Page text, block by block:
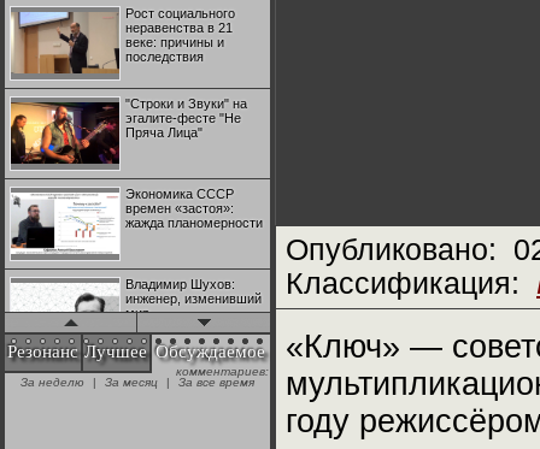
Рост социального
неравенства в 21
веке: причины и
последствия
"Строки и Звуки" на
эгалите-фесте "Не
Пряча Лица"
Экономика СССР
времен «застоя»:
жажда планомерности
Владимир Шухов:
инженер, изменивший
мир
"Аркадий Коц" на
эгалите-фесте "Не
Резонанс Лучшее Обсуждаемое
комментариев:
За неделю
| За месяц | За все время
Опубликовано:
Классификация:
«Ключ» —
году